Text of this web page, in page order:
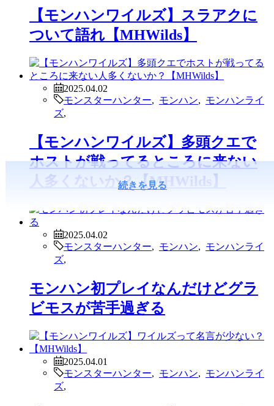
続きを見る
【モンハンワイルズ】スラアクに
ついて語れ【MHWilds】
2025.04.02
モンスターハンター
モンハン
モンハンライ
ズ
【モンハンワイルズ】多頭クエで
ホストが戦ってるところに来ない
人多くないか？【MHWilds】
2025.04.02
モンスターハンター
モンハン
モンハンライ
ズ
モンハン初プレイなんだけどグラ
ビモスが苦手過ぎる
2025.04.01
モンスターハンター
モンハン
モンハンライ
ズ